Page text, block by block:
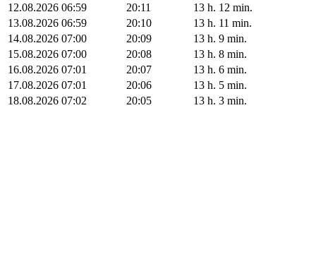
12.08.2026 06:59 20:11
13 h. 12 min.
13.08.2026 06:59 20:10
13 h. 11 min.
14.08.2026 07:00 20:09
13 h. 9 min.
15.08.2026 07:00 20:08
13 h. 8 min.
16.08.2026 07:01 20:07
13 h. 6 min.
17.08.2026 07:01 20:06
13 h. 5 min.
18.08.2026 07:02 20:05 13 h. 3 min.